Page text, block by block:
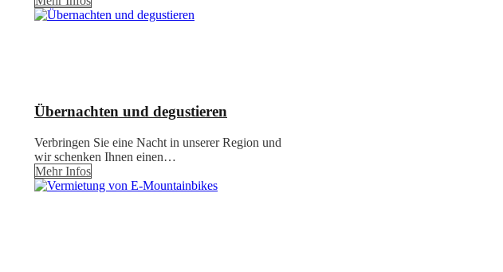
Übernachten und degustieren
Verbringen Sie eine Nacht in unserer Region und
wir schenken Ihnen einen…
Mehr Infos